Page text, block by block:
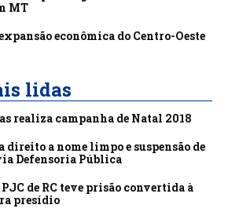
MT
econômica do Centro-Oeste
lidas
realiza campanha de Natal 2018
direito a nome limpo e suspensão de
Defensoria Pública
de RC teve prisão convertida à
presídio